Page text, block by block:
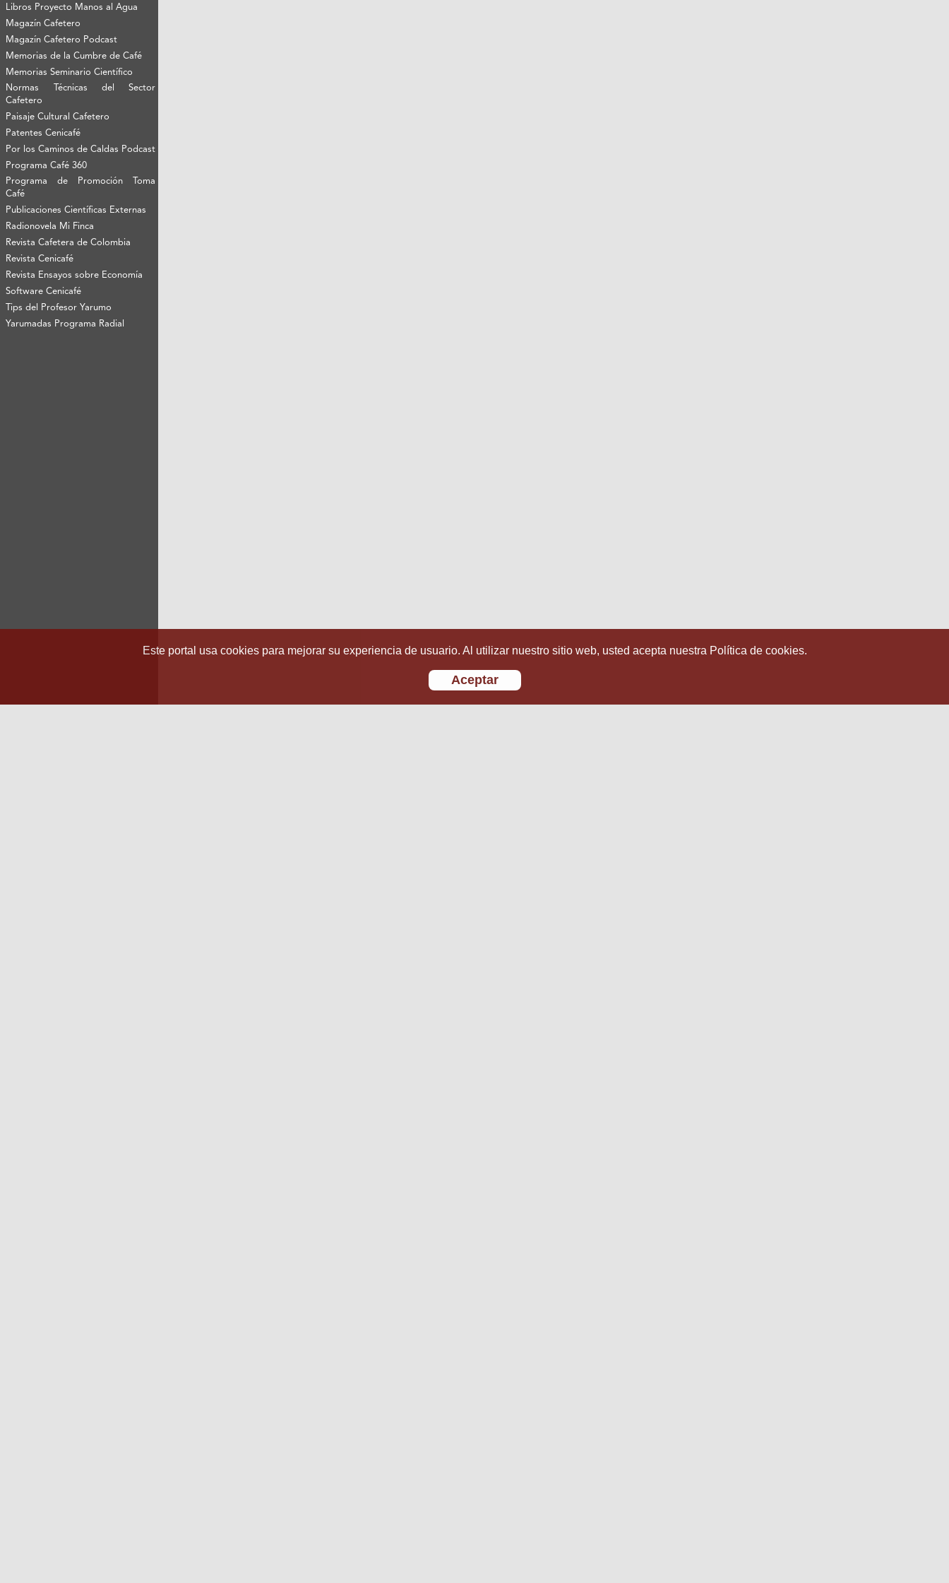
Libros Proyecto Manos al Agua
Magazín Cafetero
Magazín Cafetero Podcast
Memorias de la Cumbre de Café
Memorias Seminario Científico
Normas Técnicas del Sector
Cafetero
Paisaje Cultural Cafetero
Patentes Cenicafé
Por los Caminos de Caldas Podcast
Programa Café 360
Programa de Promoción Toma
Café
Publicaciones Científicas Externas
Radionovela Mi Finca
Revista Cafetera de Colombia
Revista Cenicafé
Revista Ensayos sobre Economía
Software Cenicafé
Tips del Profesor Yarumo
Yarumadas Programa Radial
Este portal usa cookies para mejorar su experiencia de usuario. Al utilizar nuestro sitio web, usted acepta nuestra Política de cookies.
Aceptar